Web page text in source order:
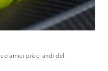
più grandi del